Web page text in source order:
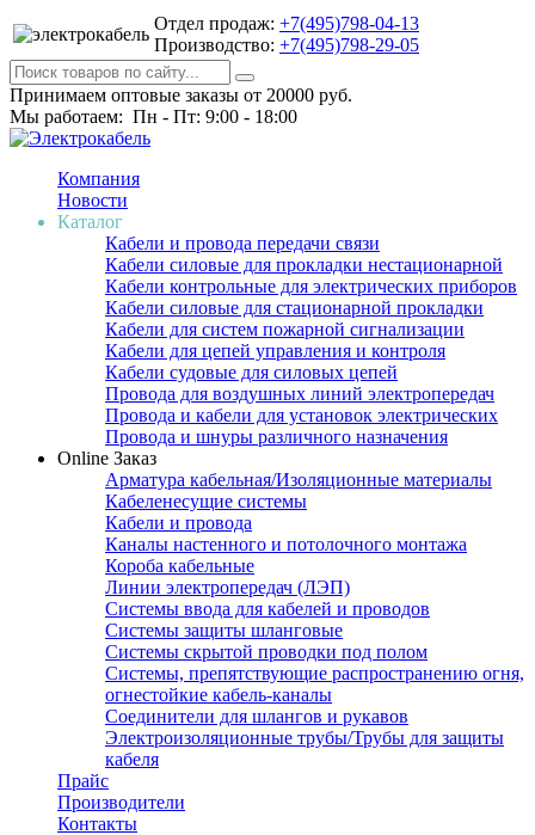
Отдел продаж: +7(495)798-04-13
Производство: +7(495)798-29-05
Принимаем оптовые заказы от 20000 руб.
Мы работаем: Пн - Пт: 9:00 - 18:00
Компания
Новости
Каталог
Кабели и провода передачи связи
Кабели силовые для прокладки нестационарной
Кабели контрольные для электрических приборов
Кабели силовые для стационарной прокладки
Кабели для систем пожарной сигнализации
Кабели для цепей управления и контроля
Кабели судовые для силовых цепей
Провода для воздушных линий электропередач
Провода и кабели для установок электрических
Провода и шнуры различного назначения
Online Заказ
Арматура кабельная/Изоляционные материалы
Кабеленесущие системы
Кабели и провода
Каналы настенного и потолочного монтажа
Короба кабельные
Линии электропередач (ЛЭП)
Системы ввода для кабелей и проводов
Системы защиты шланговые
Системы скрытой проводки под полом
Системы, препятствующие распространению огня,
огнестойкие кабель-каналы
Соединители для шлангов и рукавов
Электроизоляционные трубы/Трубы для защиты
кабеля
Прайс
Производители
Контакты